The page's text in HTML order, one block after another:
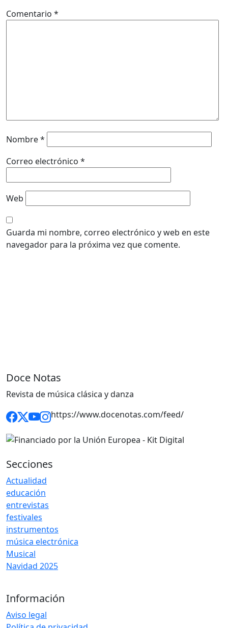
Comentario *
Nombre*
Correo electrónico *
Web
Guarda mi nombre, correo electrónico y web en este
navegador para la próxima vez que comente.
Doce Notas
Revista de música clásica y danza
https://www.docenotas.com/feed/
Secciones
Actualidad
educación
entrevistas
festivales
instrumentos
música electrónica
Musical
Navidad 2025
Información
Aviso legal